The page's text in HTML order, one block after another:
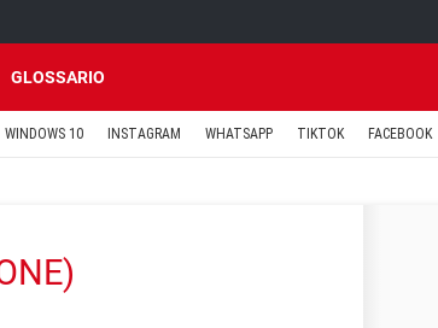
GLOSSARIO
WINDOWS 10 INSTAGRAM WHATSAPP TIKTOK FACEBOOK